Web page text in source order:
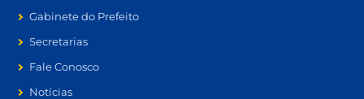
Gabinete do Prefeito
Secretarias
Fale Conosco
Notícias